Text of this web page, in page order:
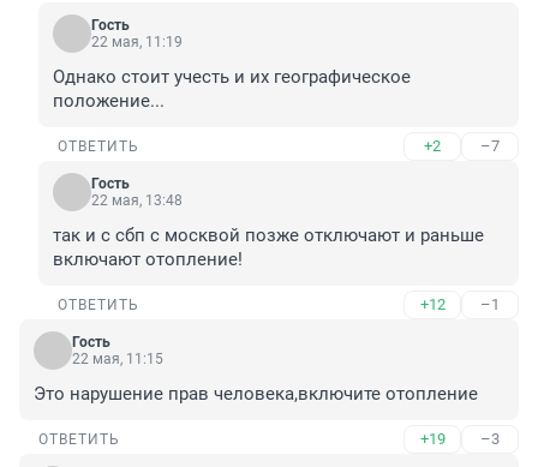
Гость
22 мая, 11:19
Однако стоит учесть и их географическое
положение...
ОТВЕТИТЬ +2 –7
Гость
22 мая, 13:48
так и с сбп с москвой позже отключают и раньше
включают отопление!
ОТВЕТИТЬ +12 –1
Гость
22 мая, 11:15
Это нарушение прав человека,включите отопление
ОТВЕТИТЬ +19 –3